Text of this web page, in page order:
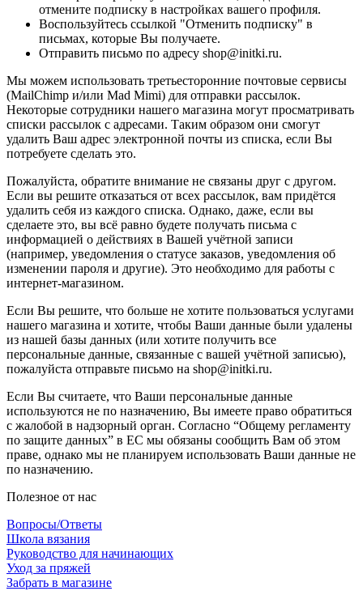
отмените подписку в настройках вашего профиля.
Воспользуйтесь ссылкой "Отменить подписку" в
письмах, которые Вы получаете.
Отправить письмо по адресу shop@initki.ru.
Мы можем использовать третьесторонние почтовые сервисы
(MailChimp и/или Mad Mimi) для отправки рассылок.
Некоторые сотрудники нашего магазина могут просматривать
списки рассылок с адресами. Таким образом они смогут
удалить Ваш адрес электронной почты из списка, если Вы
потребуете сделать это.
Пожалуйста, обратите внимание не связаны друг с другом.
Если вы решите отказаться от всех рассылок, вам придётся
удалить себя из каждого списка. Однако, даже, если вы
сделаете это, вы всё равно будете получать письма с
информацией о действиях в Вашей учётной записи
(например, уведомления о статусе заказов, уведомления об
изменении пароля и другие). Это необходимо для работы с
интернет-магазином.
Если Вы решите, что больше не хотите пользоваться услугами
нашего магазина и хотите, чтобы Ваши данные были удалены
из нашей базы данных (или хотите получить все
персональные данные, связанные с вашей учётной записью),
пожалуйста отправьте письмо на shop@initki.ru.
Если Вы считаете, что Ваши персональные данные
используются не по назначению, Вы имеете право обратиться
с жалобой в надзорный орган. Согласно “Общему регламенту
по защите данных” в ЕС мы обязаны сообщить Вам об этом
праве, однако мы не планируем использовать Ваши данные не
по назначению.
Полезное от нас
Вопросы/Ответы
Школа вязания
Руководство для начинающих
Уход за пряжей
Забрать в магазине